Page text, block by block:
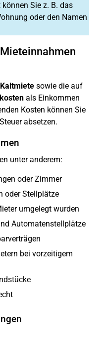
Sie z. B. das
oder den Namen
Kaltmiete sowie die auf
als Einkommen
Kosten können Sie
absetzen.
unter anderem:
oder Zimmer
oder Stellplätze
umgelegt wurden
Automatenstellplätze
bei vorzeitigem